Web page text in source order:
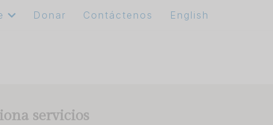
Donar Contáctenos English
servicios